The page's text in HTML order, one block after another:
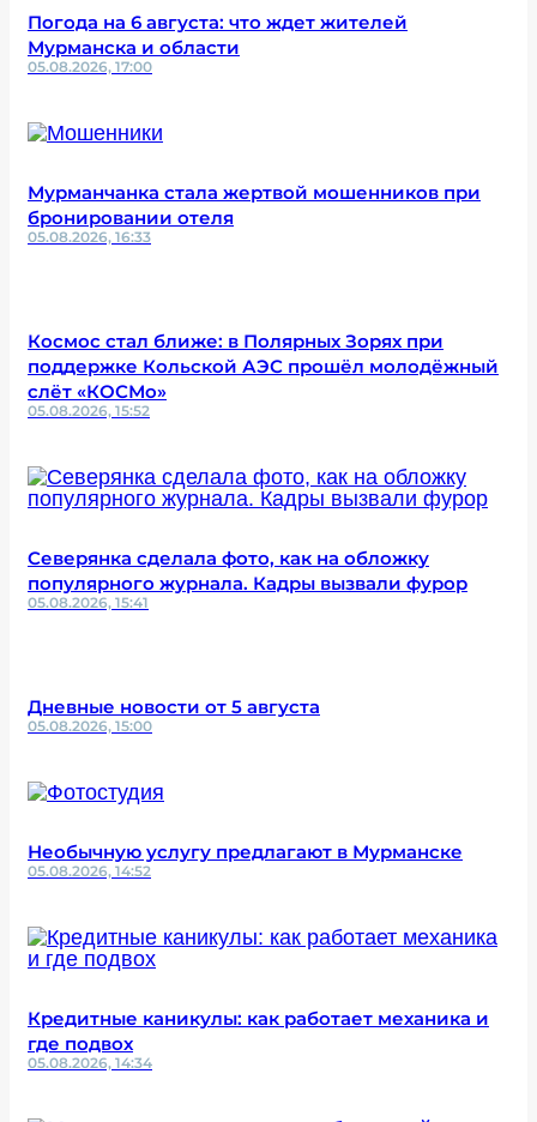
Погода на 6 августа: что ждет жителей
Мурманска и области
05.08.2026, 17:00
Мурманчанка стала жертвой мошенников при
бронировании отеля
05.08.2026, 16:33
Космос стал ближе: в Полярных Зорях при
поддержке Кольской АЭС прошёл молодёжный
слёт «КОСМо»
05.08.2026, 15:52
Северянка сделала фото, как на обложку
популярного журнала. Кадры вызвали фурор
05.08.2026, 15:41
Дневные новости от 5 августа
05.08.2026, 15:00
Необычную услугу предлагают в Мурманске
05.08.2026, 14:52
Кредитные каникулы: как работает механика и
где подвох
05.08.2026, 14:34